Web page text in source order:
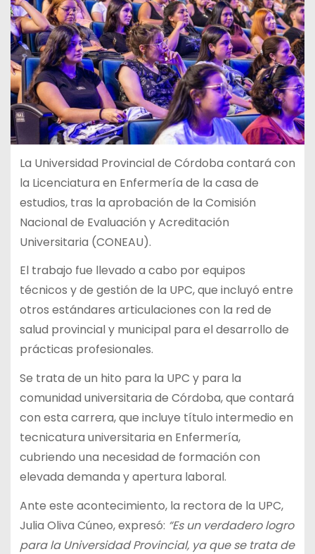
La Universidad Provincial de Córdoba contará con
la Licenciatura en Enfermería de la casa de
estudios, tras la aprobación de la Comisión
Nacional de Evaluación y Acreditación
Universitaria (CONEAU).
El trabajo fue llevado a cabo por equipos
técnicos y de gestión de la UPC, que incluyó entre
otros estándares articulaciones con la red de
salud provincial y municipal para el desarrollo de
prácticas profesionales.
Se trata de un hito para la UPC y para la
comunidad universitaria de Córdoba, que contará
con esta carrera, que incluye título intermedio en
tecnicatura universitaria en Enfermería,
cubriendo una necesidad de formación con
elevada demanda y apertura laboral.
Ante este acontecimiento, la rectora de la UPC,
Julia Oliva Cúneo, expresó: “Es un verdadero logro
para la Universidad Provincial, ya que se trata de